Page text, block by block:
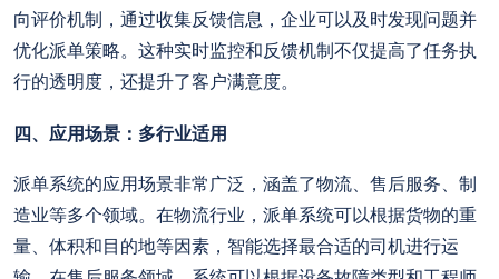
向评价机制，通过收集反馈信息，企业可以及时发现问题并
优化派单策略。这种实时监控和反馈机制不仅提高了任务执
行的透明度，还提升了客户满意度。
四、应用场景：多行业适用
派单系统的应用场景非常广泛，涵盖了物流、售后服务、制
造业等多个领域。在物流行业，派单系统可以根据货物的重
量、体积和目的地等因素，智能选择最合适的司机进行运